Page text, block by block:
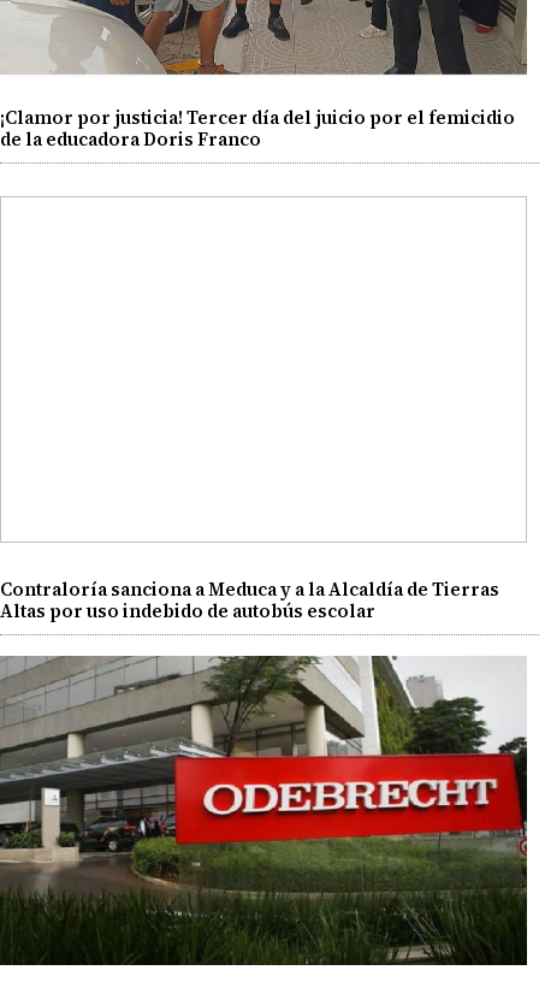
¡Clamor por justicia! Tercer día del juicio por el femicidio
de la educadora Doris Franco
Contraloría sanciona a Meduca y a la Alcaldía de Tierras
Altas por uso indebido de autobús escolar